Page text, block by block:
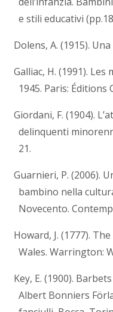
e stili educativi
Dolens, A. (1915).
Galliac, H. (1991).
1945. Paris: Éditions
Giordani, F. (1904).
delinquenti
21.
Guarnieri, P. (2006).
bambino nella
Novecento.
Howard, J. (1777).
Wales. Warrington:
Key, E. (1900).
Albert Bonniers